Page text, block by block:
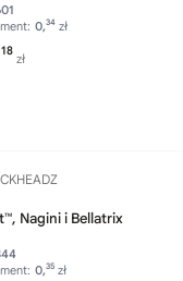
0,34 zł
18
zł
Nagini i Bellatrix
0,35 zł